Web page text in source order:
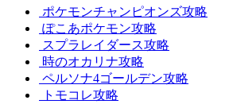
ポケモンチャンピオンズ攻略
ぽこあポケモン攻略
スプラレイダース攻略
時のオカリナ攻略
ペルソナ4ゴールデン攻略
トモコレ攻略